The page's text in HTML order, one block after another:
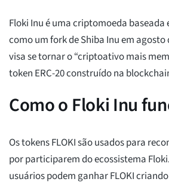
Floki Inu é uma criptomoeda baseada
como um fork de Shiba Inu em agosto
visa se tornar o “criptoativo mais
token ERC-20 construído na
Como o Floki Inu
Os tokens FLOKI são usados para
por participarem do ecossistema
usuários podem ganhar FLOKI